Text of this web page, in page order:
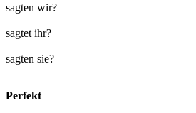
sagten wir?
sagtet ihr?
sagten sie?
Perfekt